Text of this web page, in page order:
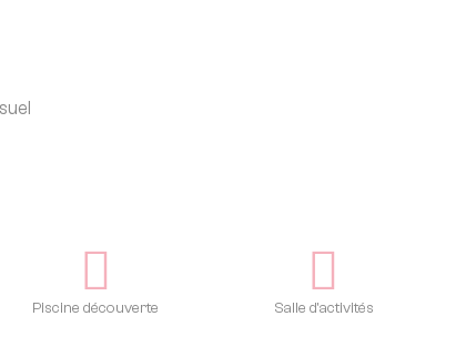
Piscine découverte Salle d'activités